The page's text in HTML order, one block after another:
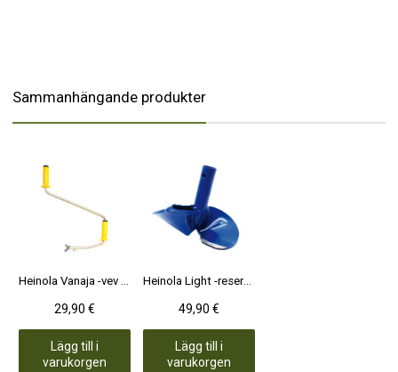
Sammanhängande produkter
29,90 €
Lägg till i
varukorgen
Heinola Light -reservbett till isborr 4,5"
49,90 €
Lägg till i
varukorgen